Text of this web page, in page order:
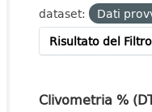
dataset:
Dati
Risultato del Filtro
Clivometria %